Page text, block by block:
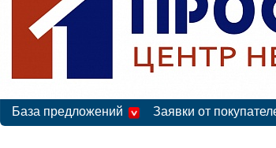
База предложений Заявки от